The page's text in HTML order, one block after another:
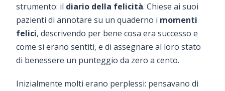
strumento: il diario della felicità. Chiese ai suoi
pazienti di annotare su un quaderno i momenti
felici, descrivendo per bene cosa era successo e
come si erano sentiti, e di assegnare al loro stato
di benessere un punteggio da zero a cento.
Inizialmente molti erano perplessi: pensavano di